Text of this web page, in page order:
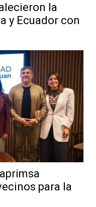
la
y Ecuador con
para la